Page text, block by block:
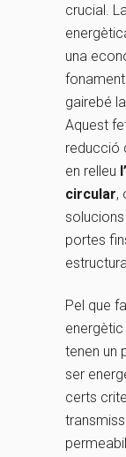
crucial.
una
gairebé
Aquest
reducció
en relleu
circular,
portes
Pel que
tenen un
ser
certs